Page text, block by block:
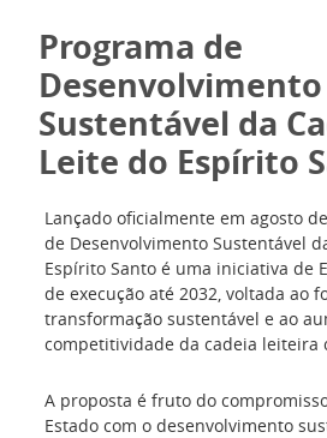
Programa de
Desenvolvimento
Sustentável da
Leite do Espírito
Lançado oficialmente em agosto
de Desenvolvimento Sustentável
Espírito Santo é uma iniciativa de
de execução até 2032, voltada ao
transformação sustentável e ao
competitividade da cadeia leiteira
A proposta é fruto do
Estado com o desenvolvimento